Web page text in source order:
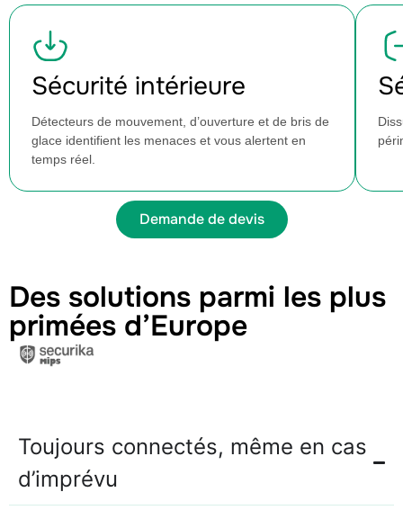
Sécurité intérieure
Détecteurs de mouvement, d’ouverture et de bris de
glace identifient les menaces et vous alertent en
temps réel.
Demande de devis
Des solutions parmi les plus
primées d’Europe
Toujours connectés, même en cas
d’imprévu